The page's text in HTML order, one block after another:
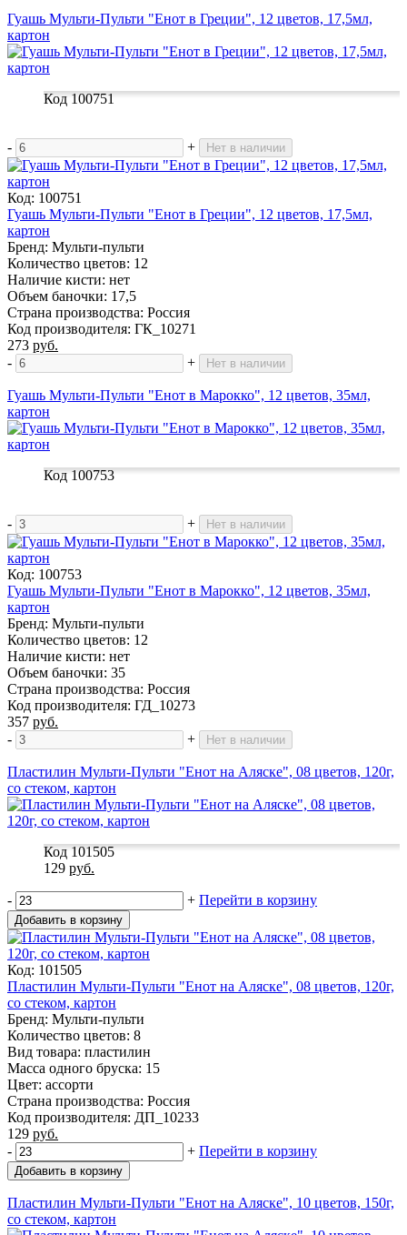
Гуашь Мульти-Пульти "Енот в Греции", 12 цветов, 17,5мл,
картон
Код 100751
- + Нет в наличии
Код: 100751
Гуашь Мульти-Пульти "Енот в Греции", 12 цветов, 17,5мл,
картон
Бренд: Мульти-пульти
Количество цветов: 12
Наличие кисти: нет
Объем баночки: 17,5
Страна производства: Россия
Код производителя: ГК_10271
273 руб.
-
+ Нет в наличии
Гуашь Мульти-Пульти "Енот в Марокко", 12 цветов, 35мл,
картон
Код 100753
- + Нет в наличии
Код: 100753
Гуашь Мульти-Пульти "Енот в Марокко", 12 цветов, 35мл,
картон
Бренд: Мульти-пульти
Количество цветов: 12
Наличие кисти: нет
Объем баночки: 35
Страна производства: Россия
Код производителя: ГД_10273
357 руб.
-
+ Нет в наличии
Пластилин Мульти-Пульти "Енот на Аляске", 08 цветов, 120г,
со стеком, картон
Код 101505
129 руб.
- + Перейти в корзину
Добавить в корзину
Код: 101505
Пластилин Мульти-Пульти "Енот на Аляске", 08 цветов, 120г,
со стеком, картон
Бренд: Мульти-пульти
Количество цветов: 8
Вид товара: пластилин
Масса одного бруска: 15
Цвет: ассорти
Страна производства: Россия
Код производителя: ДП_10233
129 руб.
-
+ Перейти в корзину
Добавить в корзину
Пластилин Мульти-Пульти "Енот на Аляске", 10 цветов, 150г,
со стеком, картон